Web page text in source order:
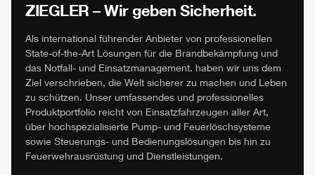
ZIEGLER – Wir geben Sicherheit.
Als international führender Anbieter von professionellen
State-of-the-Art Lösungen für die Brandbekämpfung und
das Notfall- und Einsatzmanagement. haben wir uns dem
Ziel verschrieben, die Welt sicherer zu machen und Leben
zu schützen. Unser umfassendes und professionelles
Produktportfolio reicht von Einsatzfahrzeugen aller Art,
über hochspezialisierte Pump- und Feuerlöschsysteme
sowie Steuerungs- und Bedienungslösungen bis hin zu
Feuerwehrausrüstung und Dienstleistungen.